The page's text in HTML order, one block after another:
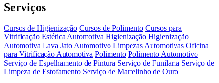
Serviços
Cursos de Higienização Cursos de Polimento Cursos para
Vitrificação Estética Automotiva Higienização Higienização
Automotiva Lava Jato Automotivo Limpezas Automotivas Oficina
para Vitrificação Automotiva Polimento Polimento Automotivo
Serviço de Espelhamento de Pintura Serviço de Funilaria Serviço de
Limpeza de Estofamento Serviço de Martelinho de Ouro